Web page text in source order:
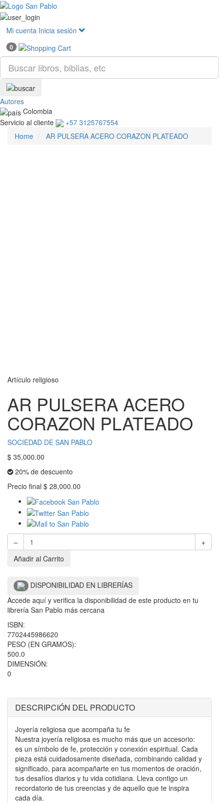
Mi cuenta Inicia sesión
0
Autores
Colombia
Servicio al cliente
+57 3125767554
Home
AR PULSERA ACERO CORAZON PLATEADO
Artículo religioso
AR PULSERA ACERO
CORAZON PLATEADO
SOCIEDAD DE SAN PABLO
$ 35,000.00
20% de descuento
Precio final $ 28,000.00
–
+
Añadir al Carrito
DISPONIBILIDAD EN LIBRERÍAS
Accede aquí y verifica la disponibilidad de este producto en tu
librería San Pablo más cercana
ISBN:
7702445986620
PESO (EN GRAMOS):
500.0
DIMENSIÓN:
0
DESCRIPCIÓN DEL PRODUCTO
Joyería religiosa que acompaña tu fe
Nuestra joyería religiosa es mucho más que un accesorio:
es un símbolo de fe, protección y conexión espiritual. Cada
pieza está cuidadosamente diseñada, combinando calidad y
significado, para acompañarte en tus momentos de oración,
tus desafíos diarios y tu vida cotidiana. Lleva contigo un
recordatorio de tus creencias y de aquello que te inspira
cada día.